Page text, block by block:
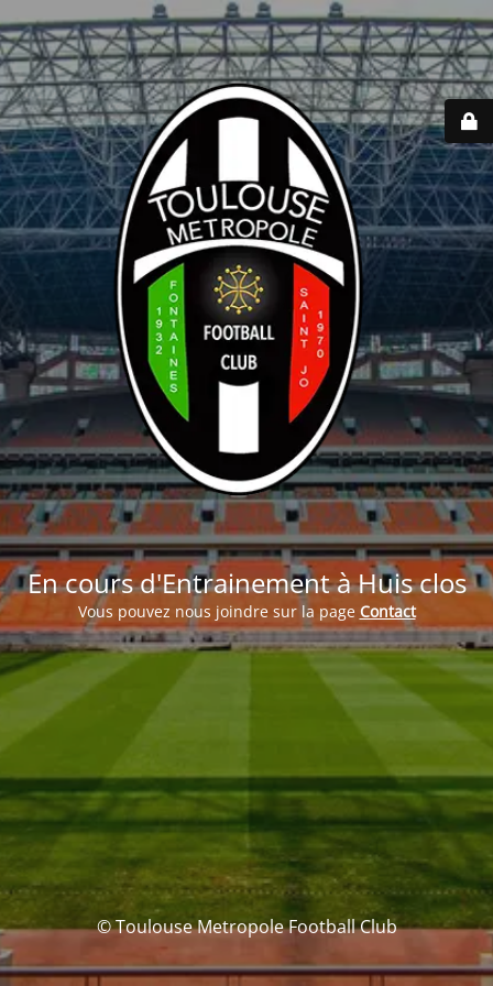
En cours d'Entrainement à Huis clos
Vous pouvez nous joindre sur la page Contact
© Toulouse Metropole Football Club